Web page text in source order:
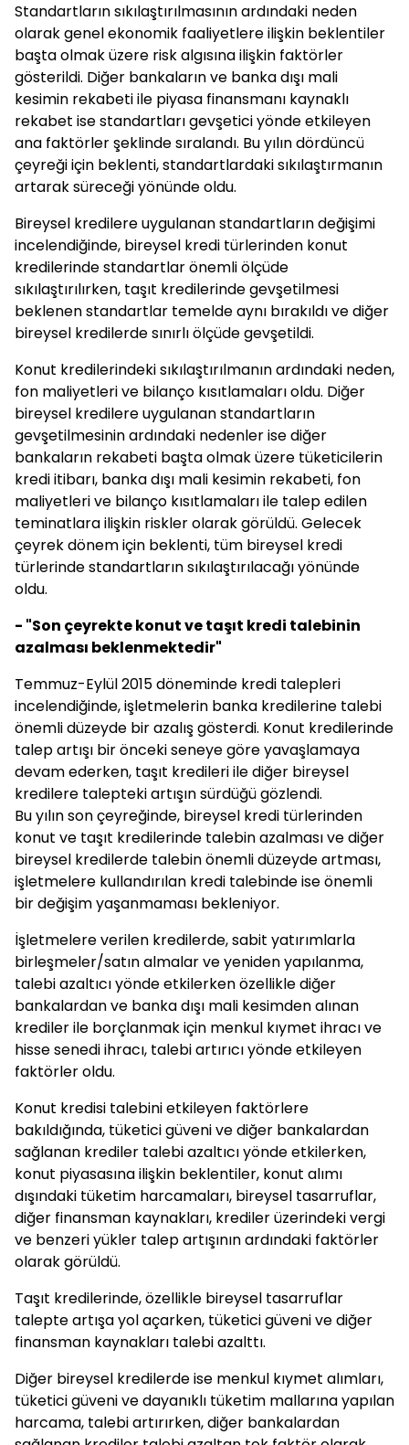
Standartların sıkılaştırılmasının ardındaki neden
olarak genel ekonomik faaliyetlere ilişkin beklentiler
başta olmak üzere risk algısına ilişkin faktörler
gösterildi. Diğer bankaların ve banka dışı mali
kesimin rekabeti ile piyasa finansmanı kaynaklı
rekabet ise standartları gevşetici yönde etkileyen
ana faktörler şeklinde sıralandı. Bu yılın dördüncü
çeyreği için beklenti, standartlardaki sıkılaştırmanın
artarak süreceği yönünde oldu.
Bireysel kredilere uygulanan standartların değişimi
incelendiğinde, bireysel kredi türlerinden konut
kredilerinde standartlar önemli ölçüde
sıkılaştırılırken, taşıt kredilerinde gevşetilmesi
beklenen standartlar temelde aynı bırakıldı ve diğer
bireysel kredilerde sınırlı ölçüde gevşetildi.
Konut kredilerindeki sıkılaştırılmanın ardındaki neden,
fon maliyetleri ve bilanço kısıtlamaları oldu. Diğer
bireysel kredilere uygulanan standartların
gevşetilmesinin ardındaki nedenler ise diğer
bankaların rekabeti başta olmak üzere tüketicilerin
kredi itibarı, banka dışı mali kesimin rekabeti, fon
maliyetleri ve bilanço kısıtlamaları ile talep edilen
teminatlara ilişkin riskler olarak görüldü. Gelecek
çeyrek dönem için beklenti, tüm bireysel kredi
türlerinde standartların sıkılaştırılacağı yönünde
oldu.
- "Son çeyrekte konut ve taşıt kredi talebinin
azalması beklenmektedir"
Temmuz-Eylül 2015 döneminde kredi talepleri
incelendiğinde, işletmelerin banka kredilerine talebi
önemli düzeyde bir azalış gösterdi. Konut kredilerinde
talep artışı bir önceki seneye göre yavaşlamaya
devam ederken, taşıt kredileri ile diğer bireysel
kredilere talepteki artışın sürdüğü gözlendi.
Bu yılın son çeyreğinde, bireysel kredi türlerinden
konut ve taşıt kredilerinde talebin azalması ve diğer
bireysel kredilerde talebin önemli düzeyde artması,
işletmelere kullandırılan kredi talebinde ise önemli
bir değişim yaşanmaması bekleniyor.
İşletmelere verilen kredilerde, sabit yatırımlarla
birleşmeler/satın almalar ve yeniden yapılanma,
talebi azaltıcı yönde etkilerken özellikle diğer
bankalardan ve banka dışı mali kesimden alınan
krediler ile borçlanmak için menkul kıymet ihracı ve
hisse senedi ihracı, talebi artırıcı yönde etkileyen
faktörler oldu.
Konut kredisi talebini etkileyen faktörlere
bakıldığında, tüketici güveni ve diğer bankalardan
sağlanan krediler talebi azaltıcı yönde etkilerken,
konut piyasasına ilişkin beklentiler, konut alımı
dışındaki tüketim harcamaları, bireysel tasarruflar,
diğer finansman kaynakları, krediler üzerindeki vergi
ve benzeri yükler talep artışının ardındaki faktörler
olarak görüldü.
Taşıt kredilerinde, özellikle bireysel tasarruflar
talepte artışa yol açarken, tüketici güveni ve diğer
finansman kaynakları talebi azalttı.
Diğer bireysel kredilerde ise menkul kıymet alımları,
tüketici güveni ve dayanıklı tüketim mallarına yapılan
harcama, talebi artırırken, diğer bankalardan